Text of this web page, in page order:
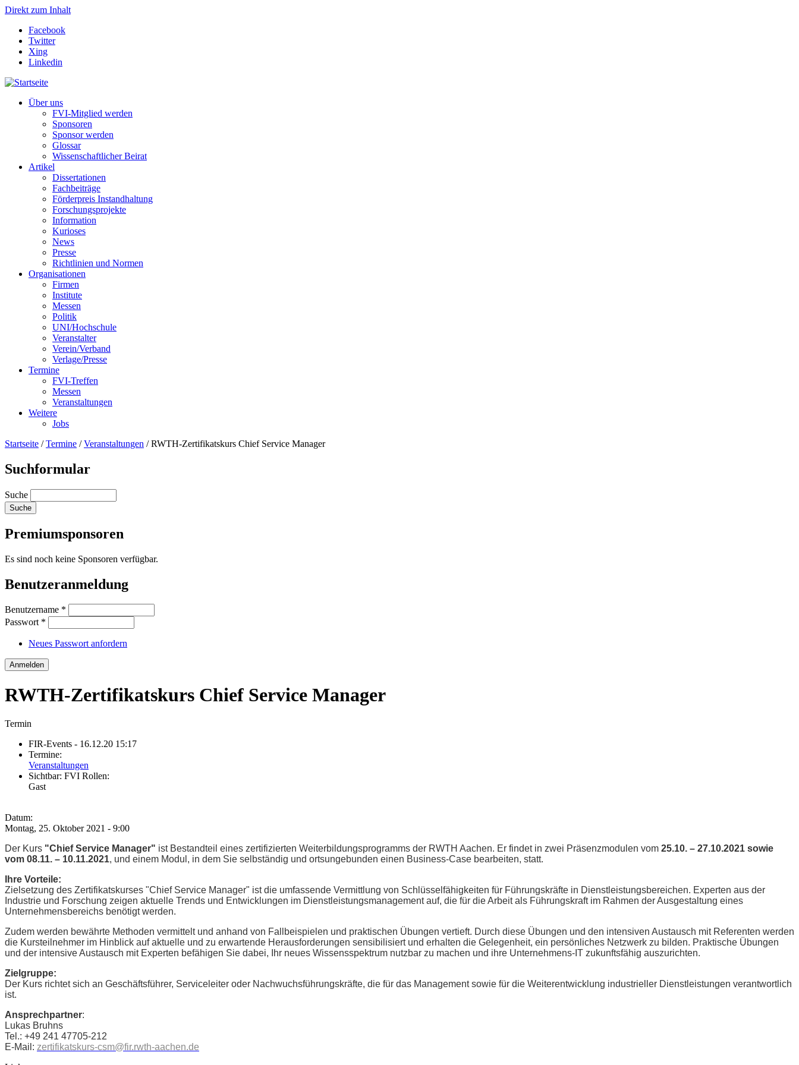
Direkt zum Inhalt
Facebook
Twitter
Xing
Linkedin
Über uns
FVI-Mitglied werden
Sponsoren
Sponsor werden
Glossar
Wissenschaftlicher Beirat
Artikel
Dissertationen
Fachbeiträge
Förderpreis Instandhaltung
Forschungsprojekte
Information
Kurioses
News
Presse
Richtlinien und Normen
Organisationen
Firmen
Institute
Messen
Politik
UNI/Hochschule
Veranstalter
Verein/Verband
Verlage/Presse
Termine
FVI-Treffen
Messen
Veranstaltungen
Weitere
Jobs
Startseite /Termine /Veranstaltungen /RWTH-Zertifikatskurs Chief Service Manager
Suchformular
Suche
Premiumsponsoren
Es sind noch keine Sponsoren verfügbar.
Benutzeranmeldung
Benutzername *
Passwort *
Neues Passwort anfordern
RWTH-Zertifikatskurs Chief Service Manager
Termin
FIR-Events - 16.12.20 15:17
Termine:
Veranstaltungen
Sichtbar: FVI Rollen:
Gast
Datum:
Montag, 25. Oktober 2021 - 9:00
Der Kurs "Chief Service Manager" ist Bestandteil eines zertifizierten Weiterbildungsprogramms der RWTH Aachen. Er findet in zwei Präsenzmodulen vom 25.10. – 27.10.2021 sowie
vom 08.11. – 10.11.2021, und einem Modul, in dem Sie selbständig und ortsungebunden einen Business-Case bearbeiten, statt.
Ihre Vorteile:
Zielsetzung des Zertifikatskurses "Chief Service Manager" ist die umfassende Vermittlung von Schlüsselfähigkeiten für Führungskräfte in Dienstleistungsbereichen. Experten aus der
Industrie und Forschung zeigen aktuelle Trends und Entwicklungen im Dienstleistungsmanagement auf, die für die Arbeit als Führungskraft im Rahmen der Ausgestaltung eines
Unternehmensbereichs benötigt werden.
Zudem werden bewährte Methoden vermittelt und anhand von Fallbeispielen und praktischen Übungen vertieft. Durch diese Übungen und den intensiven Austausch mit Referenten werden
die Kursteilnehmer im Hinblick auf aktuelle und zu erwartende Herausforderungen sensibilisiert und erhalten die Gelegenheit, ein persönliches Netzwerk zu bilden. Praktische Übungen
und der intensive Austausch mit Experten befähigen Sie dabei, Ihr neues Wissensspektrum nutzbar zu machen und ihre Unternehmens-IT zukunftsfähig auszurichten.
Zielgruppe:
Der Kurs richtet sich an Geschäftsführer, Serviceleiter oder Nachwuchsführungskräfte, die für das Management sowie für die Weiterentwicklung industrieller Dienstleistungen verantwortlich
ist.
Ansprechpartner:
Lukas Bruhns
Tel.: +49 241 47705-212
E-Mail: zertifikatskurs-csm@fir.rwth-aachen.de